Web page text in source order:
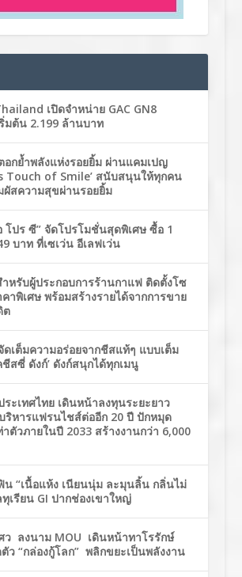
เปิดจำหน่าย GAC GN8
ริ่มต้น 2.199 ล้านบาท
กย้ำพลังแห่งรอยยิ้ม ผ่านแคมเปญ
Touch of Smile’ สนับสนุนให้ทุกคน
ผัสความสุขผ่านรอยยิ้ม
โปร ซี” จัดโปรโมชั่นสุดพิเศษ ซื้อ 1
บาท ที่เซเว่น อีเลฟเว่น
หรับผู้ประกอบการร้านกาแฟ ติดตั้งโซ
าพิเศษ พร้อมสร้างรายได้จากการขาย
ต
เต็มความอร่อยจากชีสแท้ๆ แบบเต็ม
สซี่ ดังก์’ ดังก์สนุกได้ทุกเมนู
ะเทศไทย เดินหน้าลงทุนระยะยาว
ริหารแฟรนไชส์ต่ออีก 20 ปี ปักหมุด
ตัวภายในปี 2033 สร้างงานกว่า 6,000
น “เนื้อแห้ง เนียนนุ่ม ละมุนลิ้น กลิ่นไม่
ทุเรียน GI ปากช่องเขาใหญ่
ว ลงนาม MOU เดินหน้าทาโรรักษ์
ว “กล่องกู้โลก” พลิกขยะเป็นพลังงาน